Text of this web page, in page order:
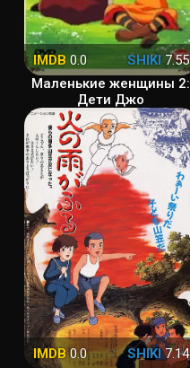
IMDB 0.0 SHIKI 7.55
Маленькие женщины 2:
Дети Джо
IMDB0.0 SHIKI7.14